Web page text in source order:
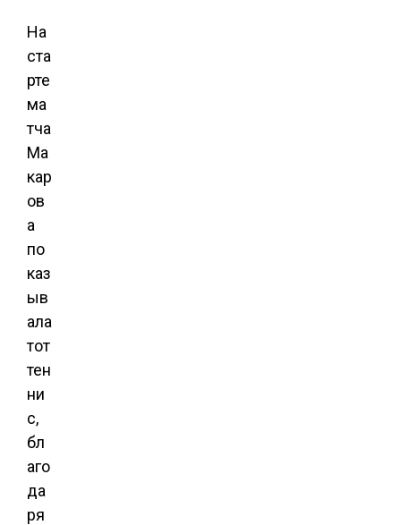
На
ста
рте
ма
тча
Ма
кар
ов
а
по
каз
ыв
ала
тот
тен
ни
с,
бл
аго
да
ря